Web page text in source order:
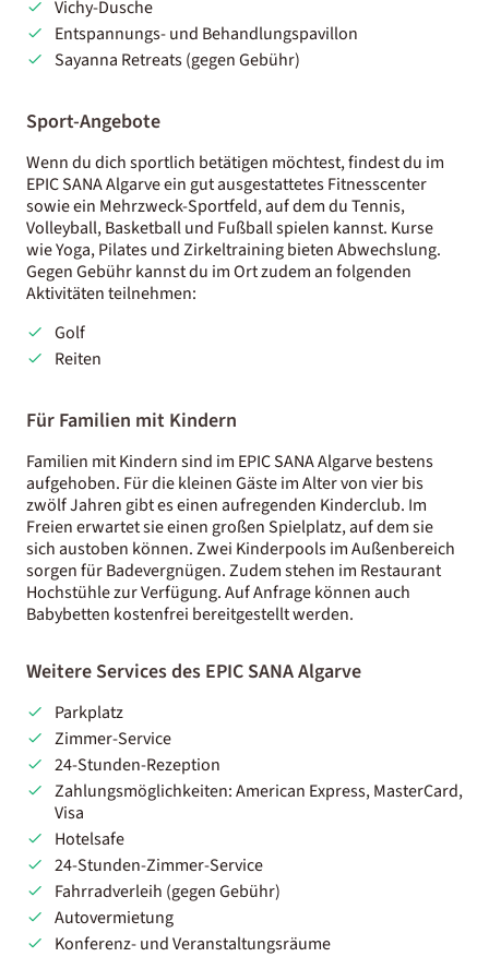
Vichy-Dusche
Entspannungs- und Behandlungspavillon
Sayanna Retreats (gegen Gebühr)
Sport-Angebote
Wenn du dich sportlich betätigen möchtest, findest du im
EPIC SANA Algarve ein gut ausgestattetes Fitnesscenter
sowie ein Mehrzweck-Sportfeld, auf dem du Tennis,
Volleyball, Basketball und Fußball spielen kannst. Kurse
wie Yoga, Pilates und Zirkeltraining bieten Abwechslung.
Gegen Gebühr kannst du im Ort zudem an folgenden
Aktivitäten teilnehmen:
Golf
Reiten
Für Familien mit Kindern
Familien mit Kindern sind im EPIC SANA Algarve bestens
aufgehoben. Für die kleinen Gäste im Alter von vier bis
zwölf Jahren gibt es einen aufregenden Kinderclub. Im
Freien erwartet sie einen großen Spielplatz, auf dem sie
sich austoben können. Zwei Kinderpools im Außenbereich
sorgen für Badevergnügen. Zudem stehen im Restaurant
Hochstühle zur Verfügung. Auf Anfrage können auch
Babybetten kostenfrei bereitgestellt werden.
Weitere Services des EPIC SANA Algarve
Parkplatz
Zimmer-Service
24-Stunden-Rezeption
Zahlungsmöglichkeiten: American Express, MasterCard,
Visa
Hotelsafe
24-Stunden-Zimmer-Service
Fahrradverleih (gegen Gebühr)
Autovermietung
Konferenz- und Veranstaltungsräume